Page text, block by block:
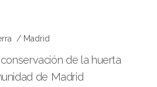
Madrid
de la huerta
de Madrid